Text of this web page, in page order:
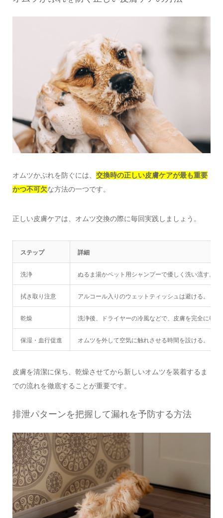
オムツかぶれを防ぐには、 交換時の正しい皮膚ケアが最も重要
かつ不可欠な方法の一つです。
正しい皮膚ケアは、オムツ交換の際に毎回実践しましょう。
ステップ 詳細
洗浄 ぬるま湯かペット用シャンプーで優しく洗い流す。
拭き取り注意 アルコール入りのウェットティッシュは避ける。
乾燥 洗浄後、ドライヤーの冷風などで、皮膚を完全に乾燥
保湿・血行促進 オムツを外して空気に触れさせる時間を設ける。
皮膚を清潔に保ち、乾燥させてから新しいオムツを装着するま
での流れを徹底することが重要です。
排泄パターンを把握して漏れを予防する方法